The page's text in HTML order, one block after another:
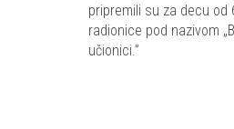
pripremili su za decu od
radionice pod nazivom
učionici.”